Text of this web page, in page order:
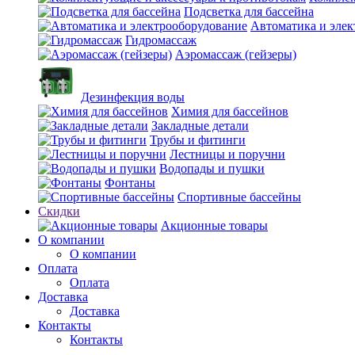
Подсветка для бассейна
Автоматика и
Гидромассаж
Аэромассаж (гейзеры)
Дезинфекция воды
Химия для бассейнов
Закладные детали
Трубы и фитинги
Лестницы и поручни
Водопады и пушки
Фонтаны
Спортивные бассейны
Скидки
Акционные товары
О компании
О компании
Оплата
Оплата
Доставка
Доставка
Контакты
Контакты